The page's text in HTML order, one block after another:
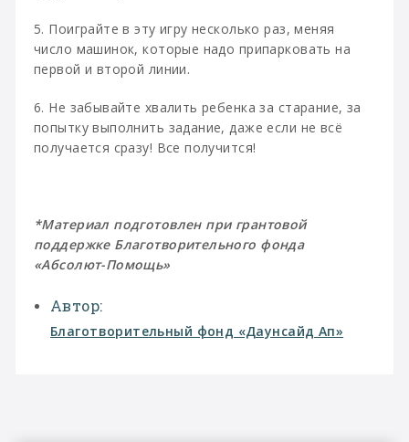
5. Поиграйте в эту игру несколько раз, меняя
число машинок, которые надо припарковать на
первой и второй линии.
6. Не забывайте хвалить ребенка за старание, за
попытку выполнить задание, даже если не всё
получается сразу! Все получится!
*Материал подготовлен при грантовой
поддержке Благотворительного фонда
«Абсолют-Помощь»
Автор:
Благотворительный фонд «Даунсайд Ап»